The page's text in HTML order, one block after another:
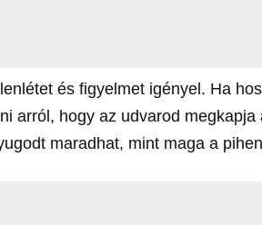
és figyelmet igényel. Ha
arról, hogy az udvarod megkapja
maradhat, mint maga a